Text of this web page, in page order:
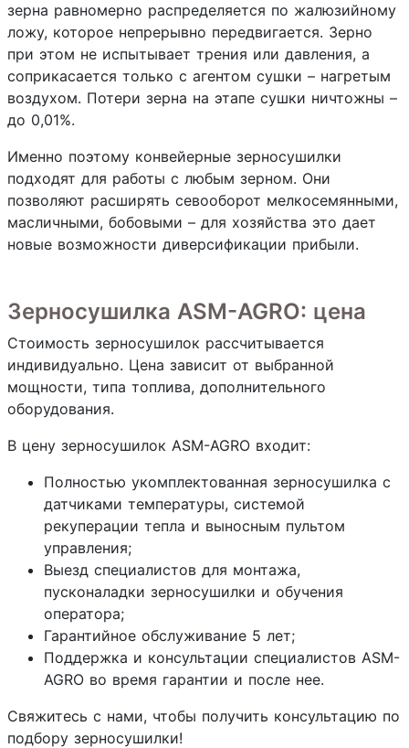
зерна равномерно распределяется по жалюзийному
ложу, которое непрерывно передвигается. Зерно
при этом не испытывает трения или давления, а
соприкасается только с агентом сушки – нагретым
воздухом. Потери зерна на этапе сушки ничтожны –
до 0,01%.
Именно поэтому конвейерные зерносушилки
подходят для работы с любым зерном. Они
позволяют расширять севооборот мелкосемянными,
масличными, бобовыми – для хозяйства это дает
новые возможности диверсификации прибыли.
Зерносушилка ASM-AGRO: цена
Стоимость зерносушилок рассчитывается
индивидуально. Цена зависит от выбранной
мощности, типа топлива, дополнительного
оборудования.
В цену зерносушилок ASM-AGRO входит:
Полностью укомплектованная зерносушилка с
датчиками температуры, системой
рекуперации тепла и выносным пультом
управления;
Выезд специалистов для монтажа,
пусконаладки зерносушилки и обучения
оператора;
Гарантийное обслуживание 5 лет;
Поддержка и консультации специалистов ASM-
AGRO во время гарантии и после нее.
Свяжитесь с нами, чтобы получить консультацию по
подбору зерносушилки!